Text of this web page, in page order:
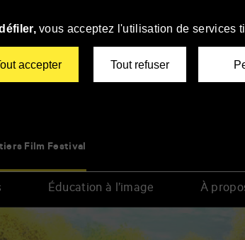
Film Festival
Éducation à l’image À
vous acceptez l'utilisation de services
accepter Tout refuser